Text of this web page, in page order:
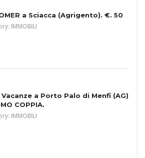
a Sciacca (Agrigento). €. 50
IMMOBILI
Vacanze a Porto Palo di Menfi (AG)
COPPIA.
IMMOBILI